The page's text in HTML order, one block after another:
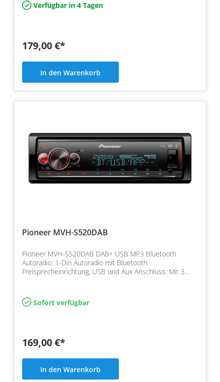
Verfügbar in 4 Tagen
179,00 €*
In den Warenkorb
Pioneer MVH-S520DAB
Pioneer MVH-S520DAB DAB+ USB MP3 Bluetooth
Autoradio: 1-Din Autoradio mit Bluetooth
Freisprecheinrichtung, USB und Aux Anschluss. Mit 3
Sofort verfügbar
169,00 €*
In den Warenkorb